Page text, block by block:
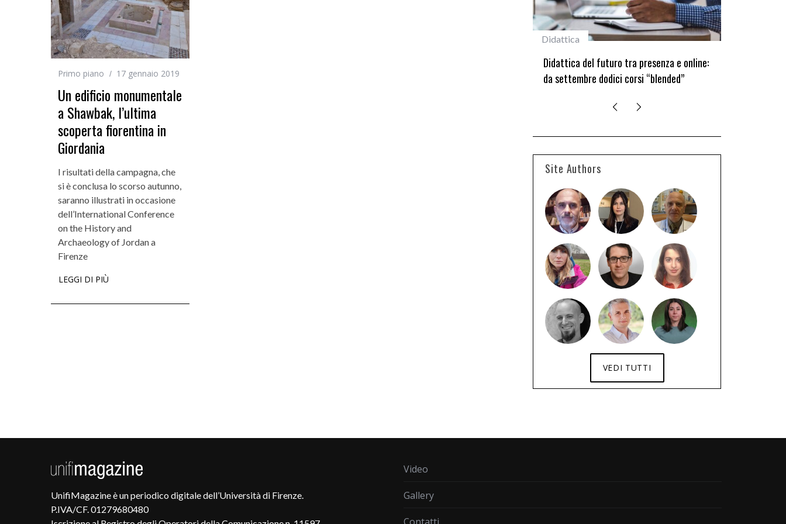
Primo piano 17 gennaio 2019
Un edificio monumentale
a Shawbak, l’ultima
scoperta fiorentina in
Giordania
I risultati della campagna, che
si è conclusa lo scorso autunno,
saranno illustrati in occasione
dell’International Conference
on the History and
Archaeology of Jordan a
Firenze
LEGGI DI PIÙ
Didattica
Didattica del futuro tra presenza e online:
da settembre dodici corsi “blended”
Site Authors
VEDI TUTTI
UnifiMagazine è un periodico digitale dell’Università di Firenze.
P.IVA/CF. 01279680480
Video
Gallery